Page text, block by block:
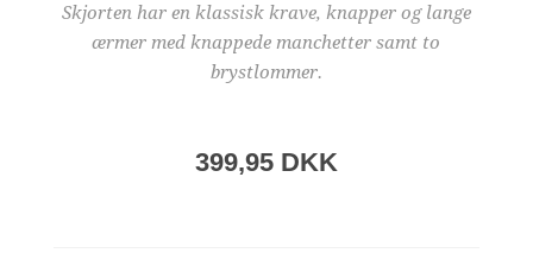
Skjorten har en klassisk krave, knapper og lange
ærmer med knappede manchetter samt to
brystlommer.
399,95 DKK